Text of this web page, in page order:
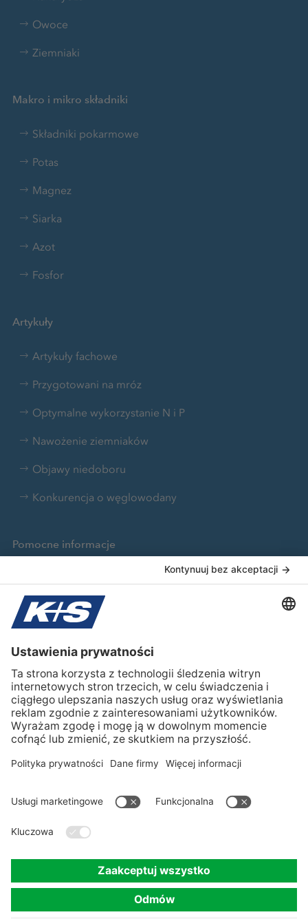
Owoce
Ziemniaki
Makro i mikro składniki
Składniki pokarmowe
Potas
Magnez
Siarka
Azot
Fosfor
Artykuły
Artykuły fachowe
Przygotowani na mróz
Optymalne wykorzystanie N i P
Nawożenie ziemniaków
Objawy niedoboru
Konkurencja o węglowodany
Pomocne informacje
Broszury
Preferencje plików cookie
Compliance